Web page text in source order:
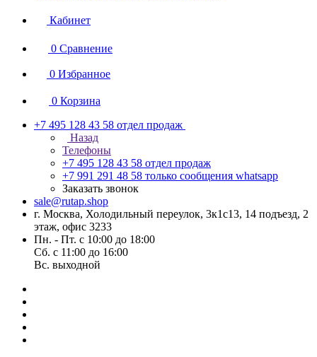
Кабинет
0 Сравнение
0 Избранное
0 Корзина
+7 495 128 43 58 отдел продаж
Назад
Телефоны
+7 495 128 43 58 отдел продаж
+7 991 291 48 58 только сообщения whatsapp
Заказать звонок
sale@rutap.shop
г. Москва, Холодильный переулок, 3к1с13, 14 подъезд, 2
этаж, офис 3233
Пн. - Пт. с 10:00 до 18:00
Сб. с 11:00 до 16:00
Вс. выходной